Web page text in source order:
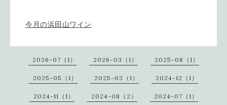
今月の浜田山ワイン
2026-07（1） 2026-03（1） 2025-08（1）
2025-05（1） 2025-03（1） 2024-12（1）
2024-11（1） 2024-08（2） 2024-07（1）